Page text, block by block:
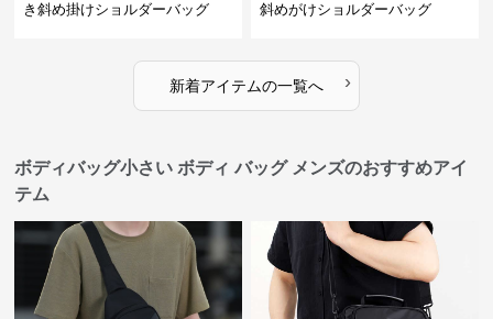
き斜め掛けショルダーバッグ
斜めがけショルダーバッグ
新着アイテムの一覧へ ›
ボディバッグ小さい ボディ バッグ メンズのおすすめアイ
テム